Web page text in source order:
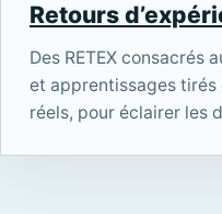
Retours
Des RETEX consacrés
et apprentissages
réels, pour éclairer les